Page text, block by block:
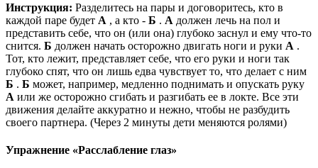
Инструкция: Разделитесь на пары и договоритесь, кто в
каждой паре будет А , а кто - Б . А должен лечь на пол и
представить себе, что он (или она) глубоко заснул и ему что-то
снится. Б должен начать осторожно двигать ноги и руки А .
Тот, кто лежит, представляет себе, что его руки и ноги так
глубоко спят, что он лишь едва чувствует то, что делает с ним
Б . Б может, например, медленно поднимать и опускать руку
А или же осторожно сгибать и разгибать ее в локте. Все эти
движения делайте аккуратно и нежно, чтобы не разбудить
своего партнера. (Через 2 минуты дети меняются ролями)
Упражнение «Расслабление глаз»